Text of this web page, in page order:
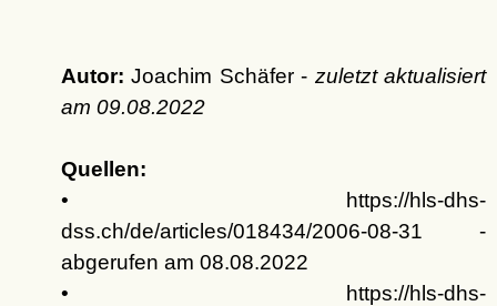
Autor: Joachim Schäfer - zuletzt aktualisiert
am 09.08.2022
Quellen:
• https://hls-dhs-
dss.ch/de/articles/018434/2006-08-31 -
abgerufen am 08.08.2022
• https://hls-dhs-